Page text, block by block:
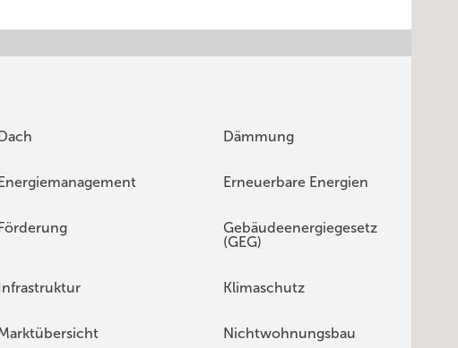
Dach Dämmung
Energiemanagement Erneuerbare Energien
Förderung
Gebäudeenergiegesetz
(GEG)
Infrastruktur Klimaschutz
Nichtwohnungsbau